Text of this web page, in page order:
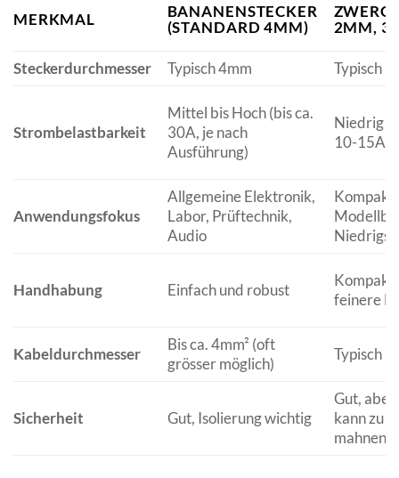
MERKMAL
BANANENSTECKER
(STANDARD 4MM)
2MM,
Steckerdurchmesser Typisch 4mm Typisch
Strombelastbarkeit
Mittel bis Hoch (bis ca.
30A, je nach
Ausführung)
Niedrig
10-15A)
Anwendungsfokus
Allgemeine Elektronik,
Labor, Prüftechnik,
Audio
Handhabung Einfach und robust
feinere
Kabeldurchmesser
Bis ca. 4mm² (oft
grösser möglich)
Typisch
Sicherheit Gut, Isolierung wichtig
Gut,
kann zu
mahnen